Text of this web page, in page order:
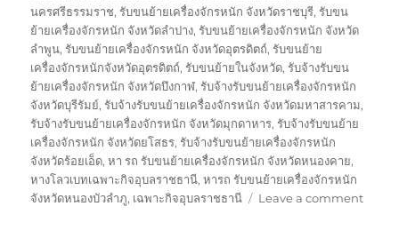
นครศรีธรรมราช,รับขนย้ายเครื่องจักรหนัก จังหวัดราชบุรี,รับขน
ย้ายเครื่องจักรหนัก จังหวัดลำปาง,รับขนย้ายเครื่องจักรหนัก จังหวัด
ลำพูน,รับขนย้ายเครื่องจักรหนัก จังหวัดอุตรดิตถ์,รับขนย้าย
เครื่องจักรหนักจังหวัดอุตรดิตถ์,รับขนย้ายในจังหวัด,รับจ้างรับขน
ย้ายเครื่องจักรหนัก จังหวัดบึงกาฬ,รับจ้างรับขนย้ายเครื่องจักรหนัก
จังหวัดบุรีรัมย์,รับจ้างรับขนย้ายเครื่องจักรหนัก จังหวัดมหาสารคาม,
รับจ้างรับขนย้ายเครื่องจักรหนัก จังหวัดมุกดาหาร,รับจ้างรับขนย้าย
เครื่องจักรหนัก จังหวัดยโสธร,รับจ้างรับขนย้ายเครื่องจักรหนัก
จังหวัดร้อยเอ็ด,หา รถ รับขนย้ายเครื่องจักรหนัก จังหวัดหนองคาย,
หางโลวเบทเฉพาะกิจอุบลราชธานี,หารถ รับขนย้ายเครื่องจักรหนัก
จังหวัดหนองบัวลำภู, เฉพาะกิจอุบลราชธานี Leave a commenton